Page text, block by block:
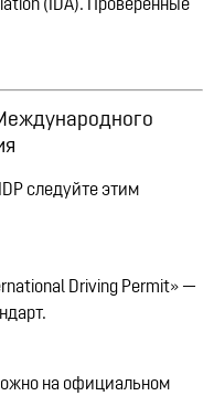
(IDA). Проверенные
следуйте этим
Driving Permit» —
на официальном